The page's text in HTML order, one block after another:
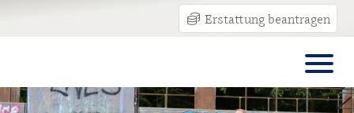
Erstattung beantragen